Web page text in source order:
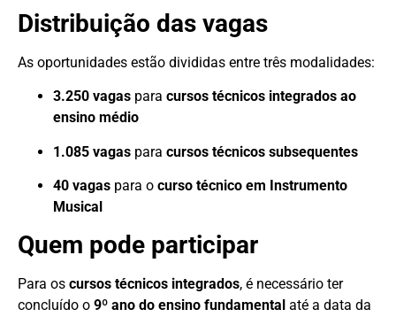
Distribuição das vagas
As oportunidades estão divididas entre três modalidades:
3.250 vagas para cursos técnicos integrados ao
ensino médio
1.085 vagas para cursos técnicos subsequentes
40 vagas para o curso técnico em Instrumento
Musical
Quem pode participar
Para os cursos técnicos integrados, é necessário ter
concluído o 9º ano do ensino fundamental até a data da